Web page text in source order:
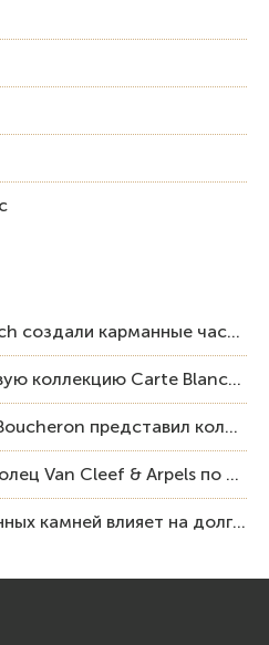
Audemars Piguet и Swatch создали карманные часы в эстетике Royal Oak и Pop Art
Boucheron посвятил новую коллекцию Carte Blanche Human Being человеку и силе мастерства
Четыре главы истории: Boucheron представил коллекцию «Nom: Boucheron, Prénom: Frédéric»
Шесть самых дорогих колец Van Cleef & Arpels по итогам аукционов Sotheby’s
Как твердость драгоценных камней влияет на долговечность ювелирных изделий